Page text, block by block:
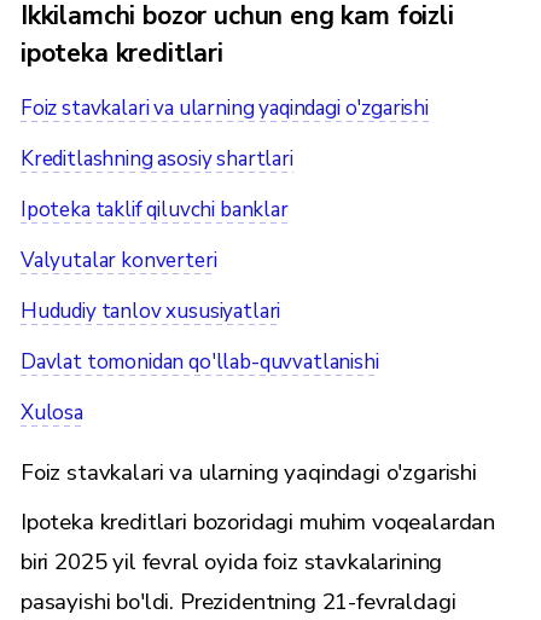
Ikkilamchi bozor uchun eng kam foizli
ipoteka kreditlari
Foiz stavkalari va ularning yaqindagi o'zgarishi
Kreditlashning asosiy shartlari
Ipoteka taklif qiluvchi banklar
Valyutalar konverteri
Hududiy tanlov xususiyatlari
Davlat tomonidan qo'llab-quvvatlanishi
Xulosa
Foiz stavkalari va ularning yaqindagi o'zgarishi
Ipoteka kreditlari bozoridagi muhim voqealardan
biri 2025 yil fevral oyida foiz stavkalarining
pasayishi bo'ldi. Prezidentning 21-fevraldagi